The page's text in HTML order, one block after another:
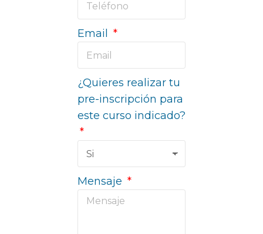
Email
¿Quieres realizar tu
pre-inscripción para
este curso indicado?
Mensaje